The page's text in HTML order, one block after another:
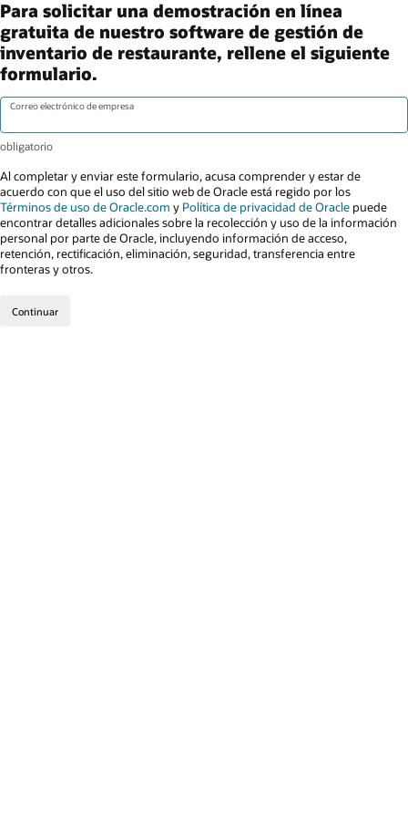
Para solicitar una demostración en línea
gratuita de nuestro software de gestión de
inventario de restaurante, rellene el siguiente
formulario.
Correo electrónico de empresa
Al completar y enviar este formulario, acusa comprender y estar de
acuerdo con que el uso del sitio web de Oracle está regido por los
Términos de uso de Oracle.com y Política de privacidad de Oracle puede
encontrar detalles adicionales sobre la recolección y uso de la información
personal por parte de Oracle, incluyendo información de acceso,
retención, rectificación, eliminación, seguridad, transferencia entre
fronteras y otros.
Continuar